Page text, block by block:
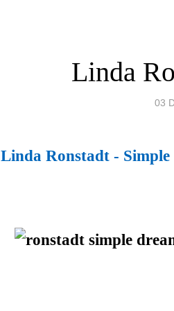
Linda
03
Linda Ronstadt - Simple